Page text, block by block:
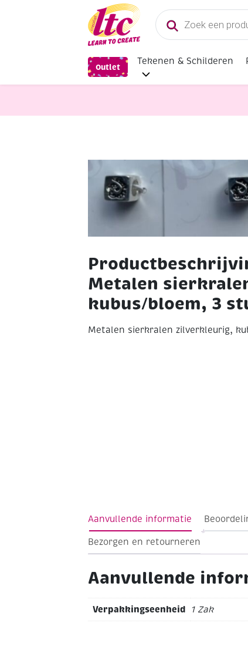
Producten
zoeken
Outlet
Tekenen & Schilderen
Sieraden maken OUTLET
Metalen
kubus/bloem, 3
Metalen sierkralen zilverkleurig,
Aanvullende informatie
Bezorgen en retourneren
Aanvullende
Verpakkingseenheid 1 Zak